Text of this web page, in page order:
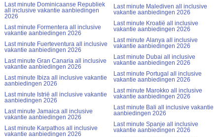
Last minute Dominicaanse Republiek
all inclusive vakantie aanbiedingen
2026
Last minute Formentera all inclusive
vakantie aanbiedingen 2026
Last minute Fuerteventura all inclusive
vakantie aanbiedingen 2026
Last minute Gran Canaria all inclusive
vakantie aanbiedingen 2026
Last minute Ibiza all inclusive vakantie
aanbiedingen 2026
Last minute Istrië all inclusive vakantie
aanbiedingen 2026
Last minute Jamaica all inclusive
vakantie aanbiedingen 2026
Last minute Karpathos all inclusive
vakantie aanbiedingen 2026
Last minute Malediven all inclusive
vakantie aanbiedingen 2026
Last minute Kroatië all inclusive
vakantie aanbiedingen 2026
Last minute Alanya all inclusive
vakantie aanbiedingen 2026
Last minute Dubai all inclusive
vakantie aanbiedingen 2026
Last minute Portugal all inclusive
vakantie aanbiedingen 2026
Last minute Marokko all inclusive
vakantie aanbiedingen 2026
Last minute Bali all inclusive vakantie
aanbiedingen 2026
Last minute Spanje all inclusive
vakantie aanbiedingen 2026